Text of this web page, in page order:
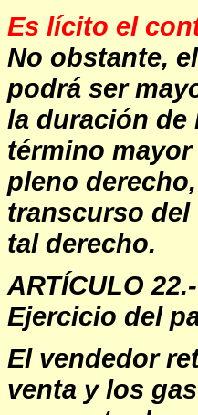
Es lícito el
No obstante,
podrá ser
la duración de
término
pleno
transcurso del
tal derecho.
ARTÍCULO 22.-
Ejercicio del
El vendedor
venta y los